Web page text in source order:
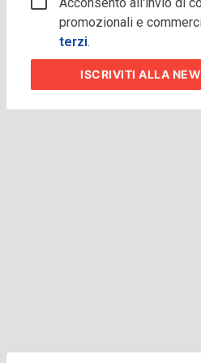
promozionali e
terzi.
ISCRIVITIALLA